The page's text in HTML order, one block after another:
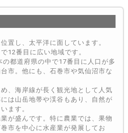
置し、太平洋に面しています。
12番目に広い地域です。
都道府県の中で17番目に人口が多
市。他にも、石巻市や気仙沼市な
、海岸線が長く観光地として人気
は山岳地帯や渓谷もあり、自然が
ます。
が盛んです。特に農業では、果物
市を中心に水産業が発展してお